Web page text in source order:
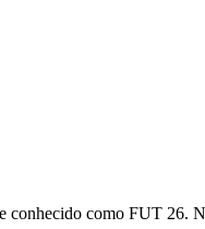
como FUT 26.